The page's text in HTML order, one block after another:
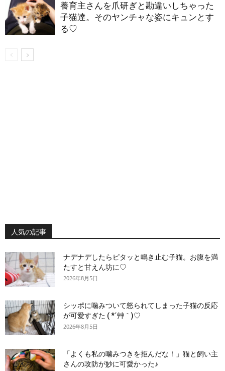
養育主さんを爪研ぎと勘違いしちゃった
子猫達。そのヤンチャな姿にキュンとす
る♡
人気の記事
ナデナデしたらピタッと鳴き止む子猫。お腹を満
たすと甘えん坊に♡
2026年8月5日
シッポに噛みついて怒られてしまった子猫の反応
が可愛すぎた ( *´艸｀)♡
2026年8月5日
「よくも私の噛みつきを拒んだな！」猫と飼い主
さんの攻防が妙に可愛かった♪